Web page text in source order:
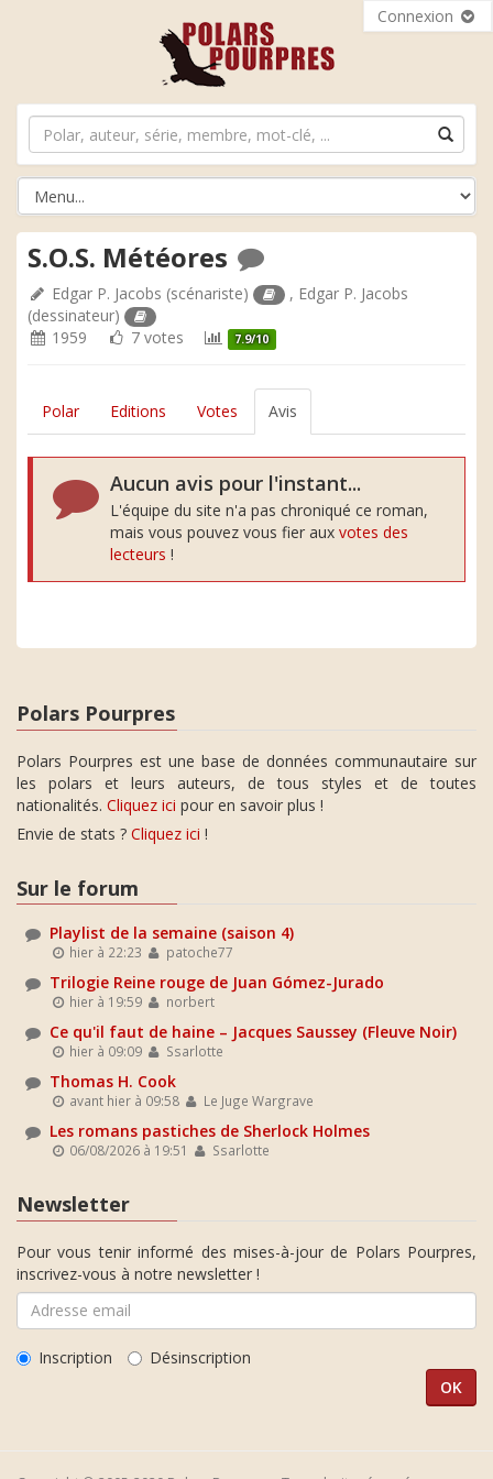
Connexion
S.O.S. Météores
Edgar P. Jacobs (scénariste) , Edgar P. Jacobs
(dessinateur)
1959
7 votes 7.9/10
Polar Editions Votes Avis
Aucun avis pour l'instant...
L'équipe du site n'a pas chroniqué ce roman,
mais vous pouvez vous fier aux votes des
lecteurs !
Polars Pourpres
Polars Pourpres est une base de données communautaire sur
les polars et leurs auteurs, de tous styles et de toutes
nationalités. Cliquez ici pour en savoir plus !
Envie de stats ? Cliquez ici !
Sur le forum
Playlist de la semaine (saison 4)
hier à 22:23 patoche77
Trilogie Reine rouge de Juan Gómez-Jurado
hier à 19:59 norbert
Ce qu'il faut de haine – Jacques Saussey (Fleuve Noir)
hier à 09:09 Ssarlotte
Thomas H. Cook
avant hier à 09:58 Le Juge Wargrave
Les romans pastiches de Sherlock Holmes
06/08/2026 à 19:51 Ssarlotte
Newsletter
Pour vous tenir informé des mises-à-jour de Polars Pourpres,
inscrivez-vous à notre newsletter !
Inscription Désinscription